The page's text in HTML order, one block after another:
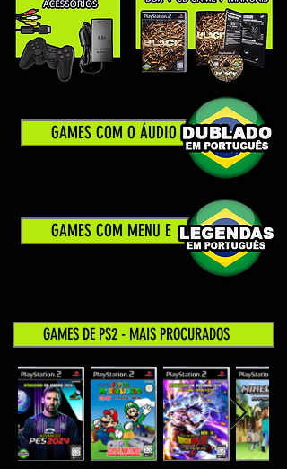
GAMES COM O ÁUDIO
GAMES COM MENU E
GAMES DE PS2 - MAIS PROCURADOS